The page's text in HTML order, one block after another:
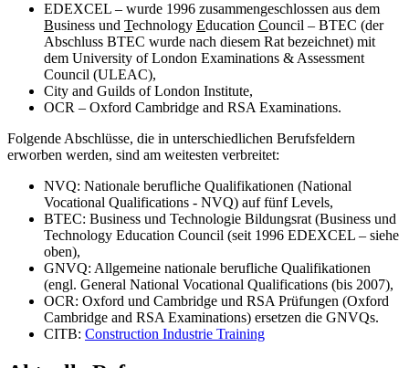
EDEXCEL – wurde 1996 zusammengeschlossen aus dem
Business und Technology Education Council – BTEC (der
Abschluss BTEC wurde nach diesem Rat bezeichnet) mit
dem University of London Examinations & Assessment
Council (ULEAC),
City and Guilds of London Institute,
OCR – Oxford Cambridge and RSA Examinations.
Folgende Abschlüsse, die in unterschiedlichen Berufsfeldern
erworben werden, sind am weitesten verbreitet:
NVQ: Nationale berufliche Qualifikationen (National
Vocational Qualifications - NVQ) auf fünf Levels,
BTEC: Business und Technologie Bildungsrat (Business und
Technology Education Council (seit 1996 EDEXCEL – siehe
oben),
GNVQ: Allgemeine nationale berufliche Qualifikationen
(engl. General National Vocational Qualifications (bis 2007),
OCR: Oxford und Cambridge und RSA Prüfungen (Oxford
Cambridge and RSA Examinations) ersetzen die GNVQs.
CITB: Construction Industrie Training